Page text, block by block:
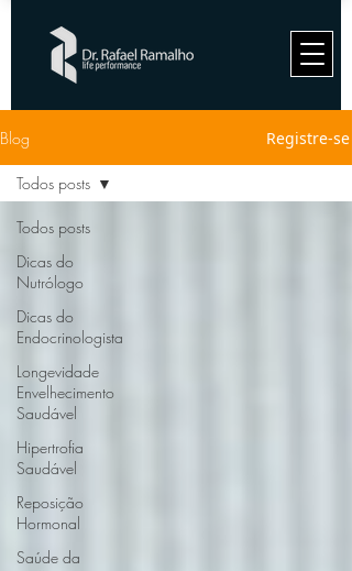
Blog Registre-se
Todos posts
Dicas do
Nutrólogo
Dicas do
Endocrinologista
Longevidade
Envelhecimento
Saudável
Hipertrofia
Saudável
Reposição
Hormonal
Saúde da
Todos posts